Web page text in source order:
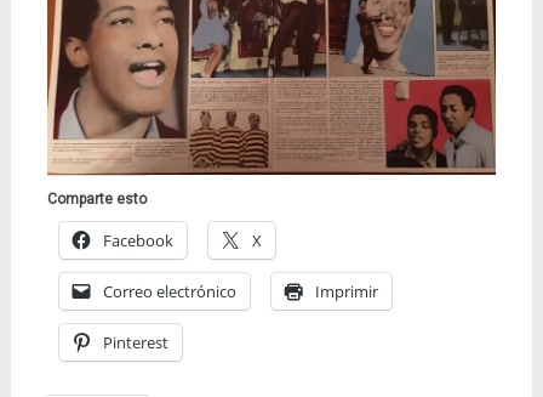
Comparte esto
Facebook X
Correo electrónico Imprimir
Pinterest